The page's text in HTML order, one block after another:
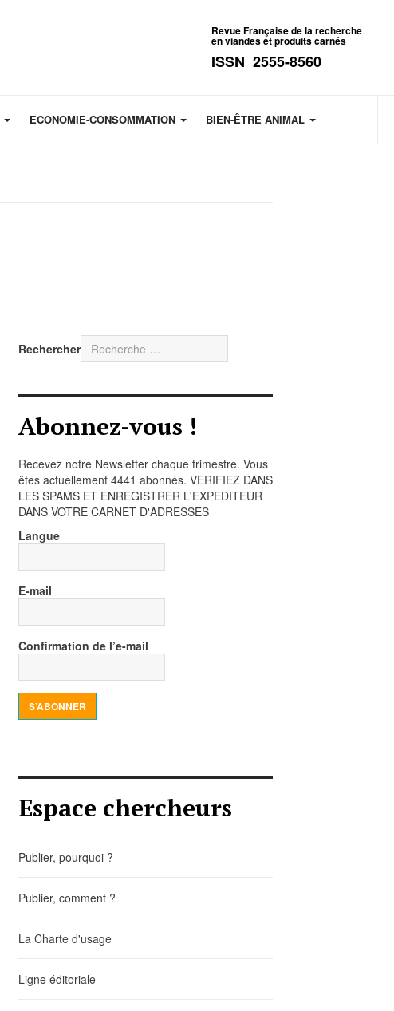
Revue Française de la recherche
en viandes et produits carnés
ISSN 2555-8560
ECONOMIE-CONSOMMATION BIEN-ÊTRE ANIMAL
Rechercher
Abonnez-vous !
Recevez notre Newsletter chaque trimestre. Vous
êtes actuellement 4441 abonnés. VERIFIEZ DANS
LES SPAMS ET ENREGISTRER L'EXPEDITEUR
DANS VOTRE CARNET D'ADRESSES
Langue
E-mail
Confirmation de l’e-mail
S’ABONNER
Espace chercheurs
Publier, pourquoi ?
Publier, comment ?
La Charte d'usage
Ligne éditoriale